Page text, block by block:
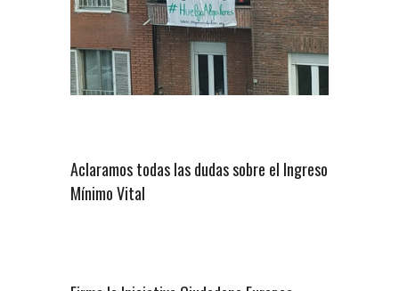
Aclaramos todas las dudas sobre el Ingreso
Mínimo Vital